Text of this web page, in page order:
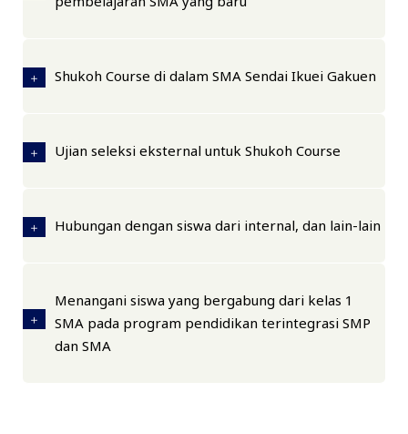
Shukoh Course di dalam SMA Sendai Ikuei Gakuen
Ujian seleksi eksternal untuk Shukoh Course
Hubungan dengan siswa dari internal, dan lain-lain
Menangani siswa yang bergabung dari kelas 1
SMA pada program pendidikan terintegrasi SMP
dan SMA